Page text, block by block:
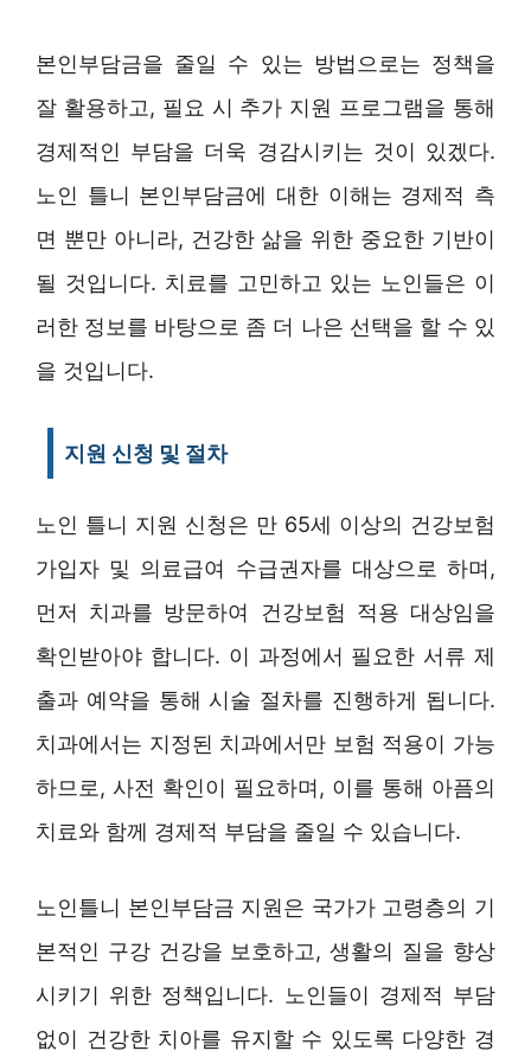
본인부담금을 줄일 수 있는 방법으로는 정책을
잘 활용하고, 필요 시 추가 지원 프로그램을 통해
경제적인 부담을 더욱 경감시키는 것이 있겠다.
노인 틀니 본인부담금에 대한 이해는 경제적 측
면 뿐만 아니라, 건강한 삶을 위한 중요한 기반이
될 것입니다. 치료를 고민하고 있는 노인들은 이
러한 정보를 바탕으로 좀 더 나은 선택을 할 수 있
을 것입니다.
지원 신청 및 절차
노인 틀니 지원 신청은 만 65세 이상의 건강보험
가입자 및 의료급여 수급권자를 대상으로 하며,
먼저 치과를 방문하여 건강보험 적용 대상임을
확인받아야 합니다. 이 과정에서 필요한 서류 제
출과 예약을 통해 시술 절차를 진행하게 됩니다.
치과에서는 지정된 치과에서만 보험 적용이 가능
하므로, 사전 확인이 필요하며, 이를 통해 아픔의
치료와 함께 경제적 부담을 줄일 수 있습니다.
노인틀니 본인부담금 지원은 국가가 고령층의 기
본적인 구강 건강을 보호하고, 생활의 질을 향상
시키기 위한 정책입니다. 노인들이 경제적 부담
없이 건강한 치아를 유지할 수 있도록 다양한 경